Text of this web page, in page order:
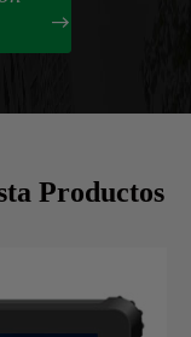

Productos